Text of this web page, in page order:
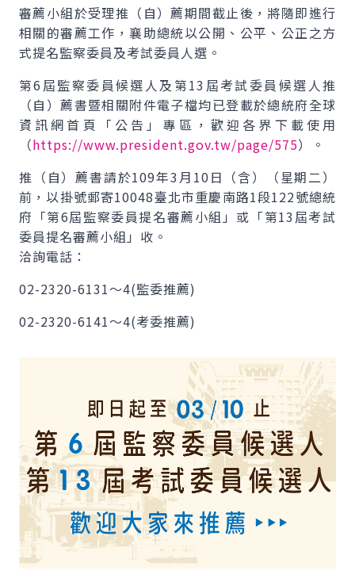
審薦小組於受理推（自）薦期間截止後，將隨即進行
相關的審薦工作，襄助總統以公開、公平、公正之方
式提名監察委員及考試委員人選。
第6屆監察委員候選人及第13屆考試委員候選人推
（自）薦書暨相關附件電子檔均已登載於總統府全球
資訊網首頁「公告」專區，歡迎各界下載使用
（https://www.president.gov.tw/page/575）。
推（自）薦書請於109年3月10日（含）（星期二）
前，以掛號郵寄10048臺北市重慶南路1段122號總統
府「第6屆監察委員提名審薦小組」或「第13屆考試
委員提名審薦小組」收。
洽詢電話：
02-2320-6131～4(監委推薦)
02-2320-6141～4(考委推薦)